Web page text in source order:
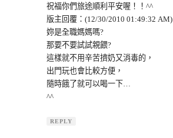
祝福你們旅途順利平安喔！！^^
版主回覆：(12/30/2010 01:49:32 AM)
妳是全職媽媽嗎?
那要不要試試親餵?
這樣就不用辛苦擠奶又消毒的，
出門玩也會比較方便，
隨時餓了就可以喝一下…
^^
REPLY